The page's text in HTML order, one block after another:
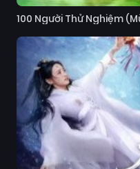
100 Người Thử Nghiệm